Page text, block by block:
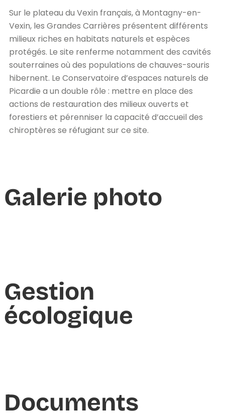
Sur le plateau du Vexin français, à Montagny-en-
Vexin, les Grandes Carrières présentent différents
milieux riches en habitats naturels et espèces
protégés. Le site renferme notamment des cavités
souterraines où des populations de chauves-souris
hibernent. Le Conservatoire d’espaces naturels de
Picardie a un double rôle : mettre en place des
actions de restauration des milieux ouverts et
forestiers et pérenniser la capacité d’accueil des
chiroptères se réfugiant sur ce site.
Galerie photo
Gestion
écologique
Documents​